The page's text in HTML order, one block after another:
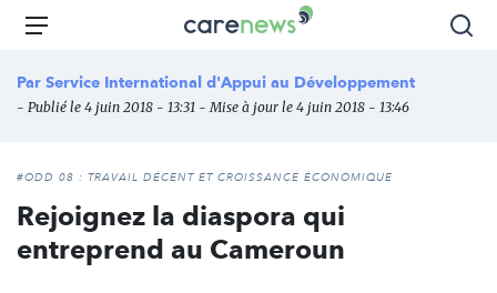
Aller
principal
Carenews,
média
des
l'engagement
Menu
Par Service International d'Appui au Développement
- Publié le 4 juin 2018 - 13:31 - Mise à jour le 4 juin 2018 - 13:46
#ODD 08 : TRAVAIL DÉCENT ET CROISSANCE ÉCONOMIQUE
Rejoignez la diaspora qui
entreprend au Cameroun